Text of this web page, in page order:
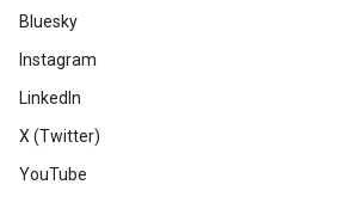
Bluesky
Instagram
LinkedIn
X (Twitter)
YouTube